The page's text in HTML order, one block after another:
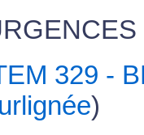
329 -
)